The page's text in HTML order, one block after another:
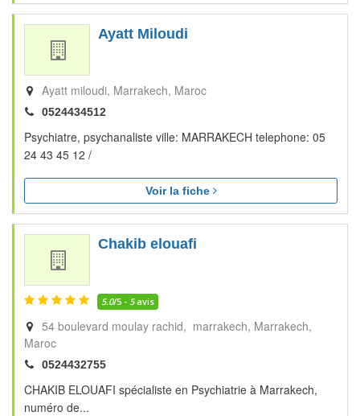
Ayatt Miloudi
Ayatt miloudi Marrakech Maroc
0524434512
Psychiatre, psychanaliste ville: MARRAKECH telephone: 05
24 43 45 12 /
Voir la fiche
Chakib elouafi
5.0/5 - 5avis
54 boulevard moulay rachid, marrakech Marrakech
Maroc
0524432755
CHAKIB ELOUAFI spécialiste en Psychiatrie à Marrakech,
numéro de...